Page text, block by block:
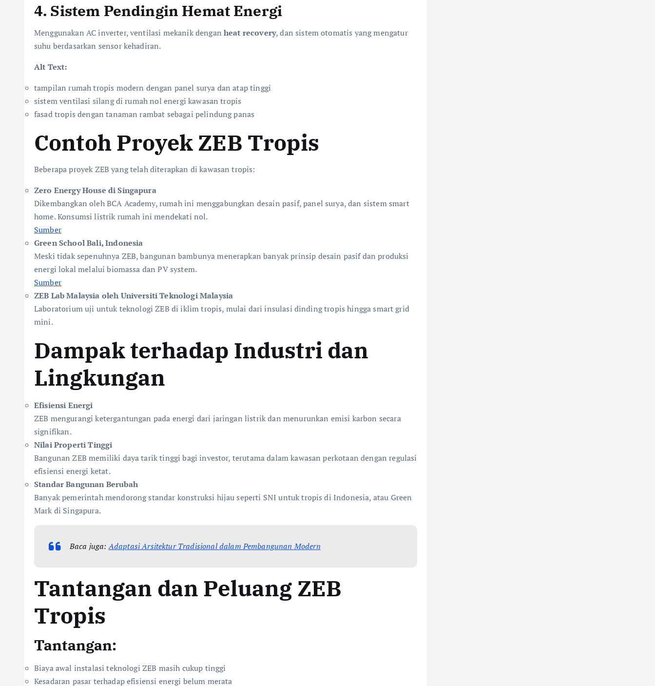
4. Sistem Pendingin Hemat Energi
Menggunakan AC inverter, ventilasi mekanik dengan heat recovery, dan sistem otomatis yang mengatur
suhu berdasarkan sensor kehadiran.
Alt Text:
tampilan rumah tropis modern dengan panel surya dan atap tinggi
sistem ventilasi silang di rumah nol energi kawasan tropis
fasad tropis dengan tanaman rambat sebagai pelindung panas
Contoh Proyek ZEB Tropis
Beberapa proyek ZEB yang telah diterapkan di kawasan tropis:
Zero Energy House di Singapura
Dikembangkan oleh BCA Academy, rumah ini menggabungkan desain pasif, panel surya, dan sistem smart
home. Konsumsi listrik rumah ini mendekati nol.
Sumber
Green School Bali, Indonesia
Meski tidak sepenuhnya ZEB, bangunan bambunya menerapkan banyak prinsip desain pasif dan produksi
energi lokal melalui biomassa dan PV system.
Sumber
ZEB Lab Malaysia oleh Universiti Teknologi Malaysia
Laboratorium uji untuk teknologi ZEB di iklim tropis, mulai dari insulasi dinding tropis hingga smart grid
mini.
Dampak terhadap Industri dan
Lingkungan
Efisiensi Energi
ZEB mengurangi ketergantungan pada energi dari jaringan listrik dan menurunkan emisi karbon secara
signifikan.
Nilai Properti Tinggi
Bangunan ZEB memiliki daya tarik tinggi bagi investor, terutama dalam kawasan perkotaan dengan regulasi
efisiensi energi ketat.
Standar Bangunan Berubah
Banyak pemerintah mendorong standar konstruksi hijau seperti SNI untuk tropis di Indonesia, atau Green
Mark di Singapura.
Baca juga:Adaptasi Arsitektur Tradisional dalam Pembangunan Modern
Tantangan dan Peluang ZEB
Tropis
Tantangan:
Biaya awal instalasi teknologi ZEB masih cukup tinggi
Kesadaran pasar terhadap efisiensi energi belum merata